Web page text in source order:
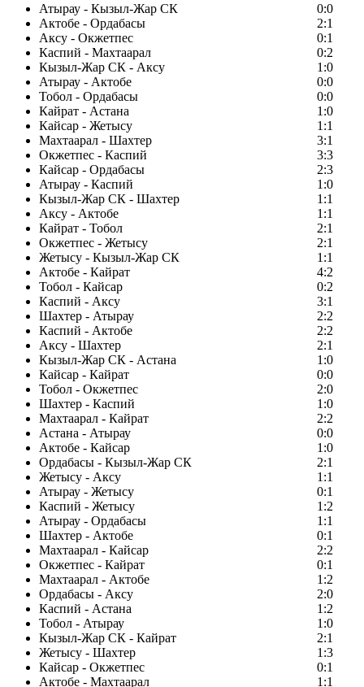
Атырау - Кызыл-Жар СК
0:0
Актобе - Ордабасы
2:1
Аксу - Окжетпес
0:1
Каспий - Махтаарал
0:2
Кызыл-Жар СК - Аксу
1:0
Атырау - Актобе
0:0
Тобол - Ордабасы
0:0
Кайрат - Астана
1:0
Кайсар - Жетысу
1:1
Махтаарал - Шахтер
3:1
Окжетпес - Каспий
3:3
Кайсар - Ордабасы
2:3
Атырау - Каспий
1:0
Кызыл-Жар СК - Шахтер
1:1
Аксу - Актобе
1:1
Кайрат - Тобол
2:1
Окжетпес - Жетысу
2:1
Жетысу - Кызыл-Жар СК
1:1
Актобе - Кайрат
4:2
Тобол - Кайсар
0:2
Каспий - Аксу
3:1
Шахтер - Атырау
2:2
Каспий - Актобе
2:2
Аксу - Шахтер
2:1
Кызыл-Жар СК - Астана
1:0
Кайсар - Кайрат
0:0
Тобол - Окжетпес
2:0
Шахтер - Каспий
1:0
Махтаарал - Кайрат
2:2
Астана - Атырау
0:0
Актобе - Кайсар
1:0
Ордабасы - Кызыл-Жар СК
2:1
Жетысу - Аксу
1:1
Атырау - Жетысу
0:1
Каспий - Жетысу
1:2
Атырау - Ордабасы
1:1
Шахтер - Актобе
0:1
Махтаарал - Кайсар
2:2
Окжетпес - Кайрат
0:1
Махтаарал - Актобе
1:2
Ордабасы - Аксу
2:0
Каспий - Астана
1:2
Тобол - Атырау
1:0
Кызыл-Жар СК - Кайрат
2:1
Жетысу - Шахтер
1:3
Кайсар - Окжетпес
0:1
Актобе - Махтаарал
1:1